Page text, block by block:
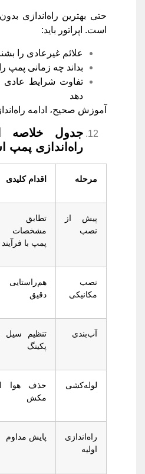
حتی بهترین راه‌اندازی بدون
است. اپراتور باید:
علائم غیرعادی را
بداند چه زمانی پمپ
تفاوت شرایط عادی
دهد
آموزش صحیح، ادامه
جدول خلاصه
راه‌اندازی پمپ
مرحله اقدام کلیدی
پیش از
نصب
تطابق
مشخصات
پمپ با فرآیند
نصب
مکانیکی
هم‌راستایی
دقیق
آب‌بندی
تنظیم سیل
پکینگ
لوله‌کشی
حذف هوا
مکش
راه‌اندازی
اولیه
پایش مداوم